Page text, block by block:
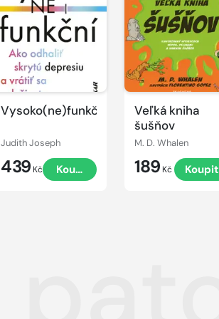
Vysoko(ne)funkční
Judith Joseph
439 Kč Koupit
Veľká kniha
šušňov
M. D. Whalen
189 Kč Koupit